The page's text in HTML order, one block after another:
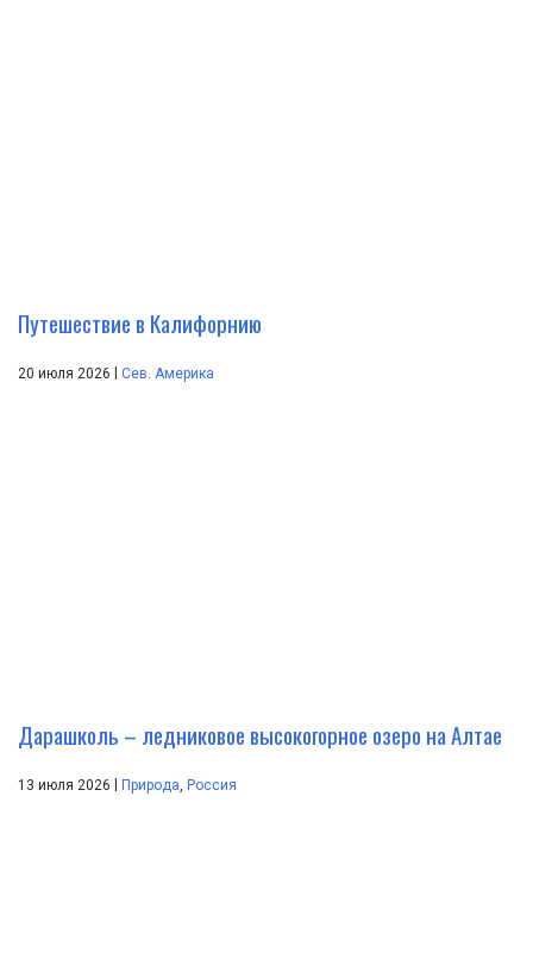
Путешествие в Калифорнию
20 июля 2026 Сев. Америка
Дарашколь – ледниковое высокогорное озеро на Алтае
13 июля 2026 Природа, Россия